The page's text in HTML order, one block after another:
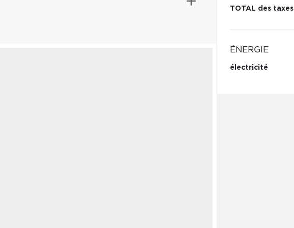
TOTAL des taxes
ÉNERGIE
électricité